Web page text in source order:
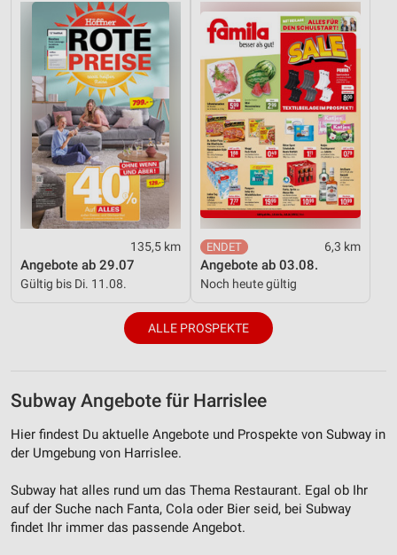
135,5 km
Angebote ab 29.07
Gültig bis Di. 11.08.
6,3 km
Angebote ab 03.08.
Noch heute gültig
ALLE PROSPEKTE
Subway Angebote für Harrislee
Hier findest Du aktuelle Angebote und Prospekte von Subway in
der Umgebung von Harrislee.
Subway hat alles rund um das Thema Restaurant. Egal ob Ihr
auf der Suche nach Fanta, Cola oder Bier seid, bei Subway
findet Ihr immer das passende Angebot.